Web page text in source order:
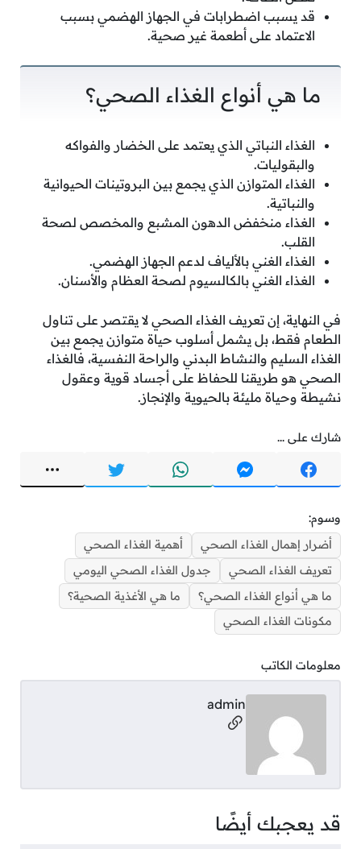
قد يسبب اضطرابات في الجهاز الهضمي بسبب
الاعتماد على أطعمة غير صحية.
ما هي أنواع الغذاء الصحي؟
الغذاء النباتي الذي يعتمد على الخضار والفواكه
والبقوليات.
الغذاء المتوازن الذي يجمع بين البروتينات الحيوانية
والنباتية.
الغذاء منخفض الدهون المشبع والمخصص لصحة
القلب.
الغذاء الغني بالألياف لدعم الجهاز الهضمي.
الغذاء الغني بالكالسيوم لصحة العظام والأسنان.
في النهاية، إن تعريف الغذاء الصحي لا يقتصر على تناول
الطعام فقط، بل يشمل أسلوب حياة متوازن يجمع بين
الغذاء السليم والنشاط البدني والراحة النفسية، فالغذاء
الصحي هو طريقنا للحفاظ على أجساد قوية وعقول
نشيطة وحياة مليئة بالحيوية والإنجاز.
شارك على ...
وسوم:
أضرار إهمال الغذاء الصحي
أهمية الغذاء الصحي
تعريف الغذاء الصحي
جدول الغذاء الصحي اليومي
ما هي أنواع الغذاء الصحي؟
ما هي الأغذية الصحية؟
مكونات الغذاء الصحي
معلومات الكاتب
admin
مواقع التواصل
قد يعجبك أيضًا